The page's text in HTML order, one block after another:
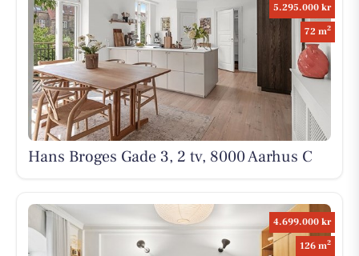
5.295.000 kr
72 m2
Hans Broges Gade 3, 2 tv, 8000 Aarhus C
4.699.000 kr
126 m2